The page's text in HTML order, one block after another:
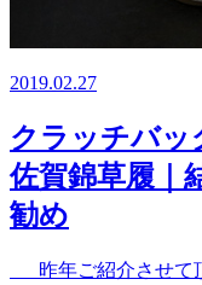
2019.02.27
クラッチバッ
佐賀錦草履｜
勧め
昨年ご紹介させて